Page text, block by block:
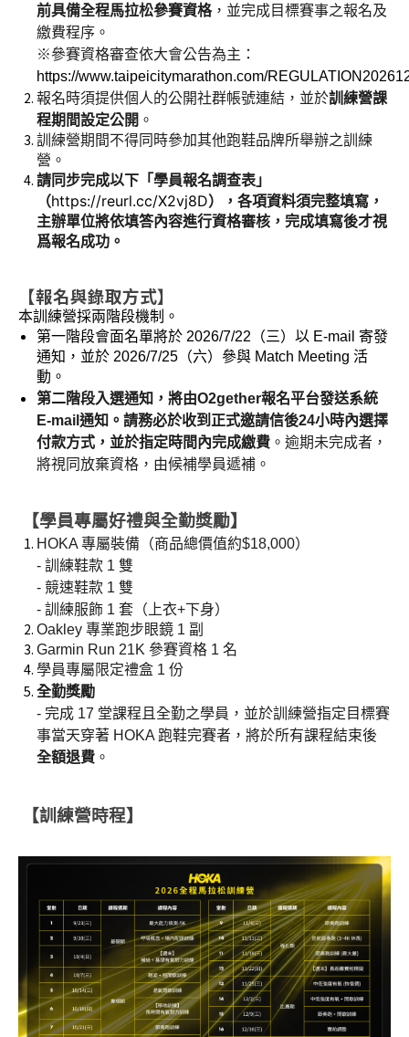
前具備全程馬拉松參賽資格，並完成目標賽事之報名及
繳費程序。
※參賽資格審查依大會公告為主：
https://www.taipeicitymarathon.com/
報名時須提供個人的公開社群帳號連結，並於訓練營課
程期間設定公開 。
訓練營期間不得同時參加其他跑鞋品牌所舉辦之訓練
營。
請同步完成以下「學員報名調查表」
（https://reurl.cc/X2vj8D），各項資料須完整填寫，
主辦單位將依填答內容進行資格審核，完成填寫後才視
爲報名成功。
【報名與錄取方式】
本訓練營採兩階段機制。
第一階段會面名單將於 2026/7/22（三）以 E-mail 寄發
通知，並於 2026/7/25（六）參與 Match Meeting 活
動。
第二階段入選通知，將由O2gether報名平台發送系統
E-mail通知。請務必於收到正式邀請信後24小時內選擇
付款方式，並於指定時間內完成繳費 。逾期未完成者，
將視同放棄資格，由候補學員遞補。
【學員專屬好禮與全勤獎勵】
HOKA 專屬裝備（商品總價值約$18,000）
- 訓練鞋款 1 雙
- 競速鞋款 1 雙
- 訓練服飾 1 套（上衣+下身）
Oakley 專業跑步眼鏡 1 副
Garmin Run 21K 參賽資格 1 名
學員專屬限定禮盒 1 份
全勤獎勵
- 完成 17 堂課程且全勤之學員，並於訓練營指定目標賽
事當天穿著 HOKA 跑鞋完賽者，將於所有課程結束後
全額退費 。
【訓練營時程】